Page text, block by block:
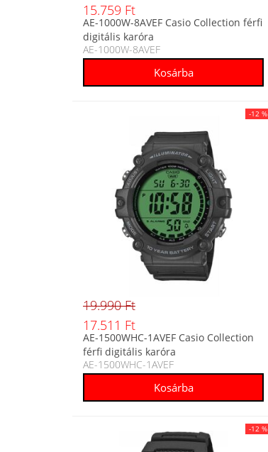
15.759 Ft
AE-1000W-8AVEF Casio Collection férfi
digitális karóra
AE-1000W-8AVEF
-12 %
19.990 Ft
17.511 Ft
AE-1500WHC-1AVEF Casio Collection
férfi digitális karóra
AE-1500WHC-1AVEF
-12 %